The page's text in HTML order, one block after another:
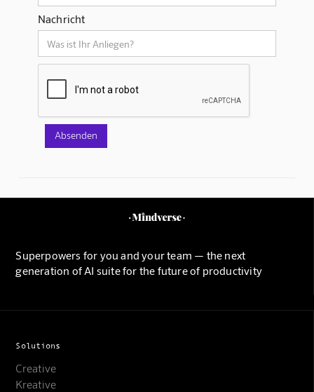
Nachricht
Superpowers for you and your team — the next
generation of AI suite for the future of productivity
Solutions
Creative
Kreative